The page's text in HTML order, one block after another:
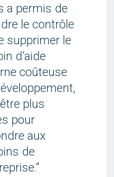
a permis de
le contrôle
supprimer le
d'aide
coûteuse
plus
pour
aux
de